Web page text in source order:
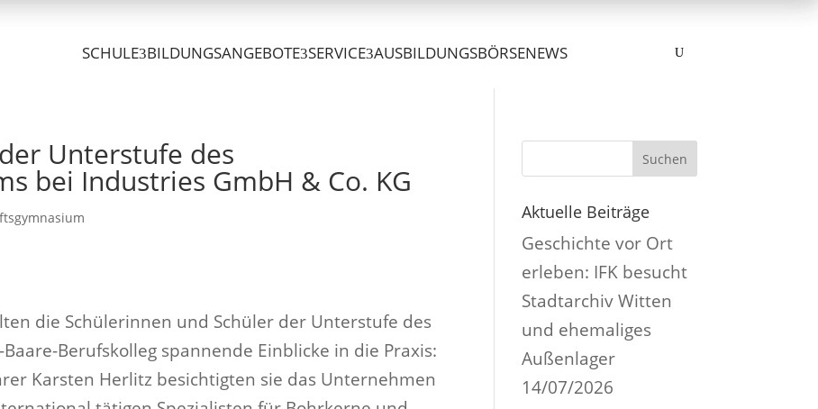
SCHULE BILDUNGSANGEBOTE SERVICE AUSBILDUNGSBÖRSENEWS U
Unterstufe des
bei Industries GmbH & Co. KG
die Schülerinnen und Schüler der Unterstufe des
Berufskolleg spannende Einblicke in die Praxis:
Karsten Herlitz besichtigten sie das Unternehmen
Suchen
Aktuelle Beiträge
Geschichte vor Ort
erleben: IFK besucht
Stadtarchiv Witten
und ehemaliges
Außenlager
14/07/2026